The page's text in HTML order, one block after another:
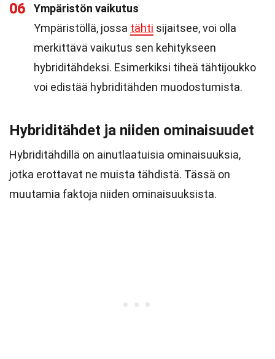
06
Ympäristön vaikutus
Ympäristöllä, jossa tähti sijaitsee, voi olla
merkittävä vaikutus sen kehitykseen
hybriditähdeksi. Esimerkiksi tiheä tähtijoukko
voi edistää hybriditähden muodostumista.
Hybriditähdet ja niiden ominaisuudet
Hybriditähdillä on ainutlaatuisia ominaisuuksia,
jotka erottavat ne muista tähdistä. Tässä on
muutamia faktoja niiden ominaisuuksista.